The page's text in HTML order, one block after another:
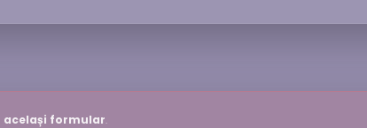
același formular.